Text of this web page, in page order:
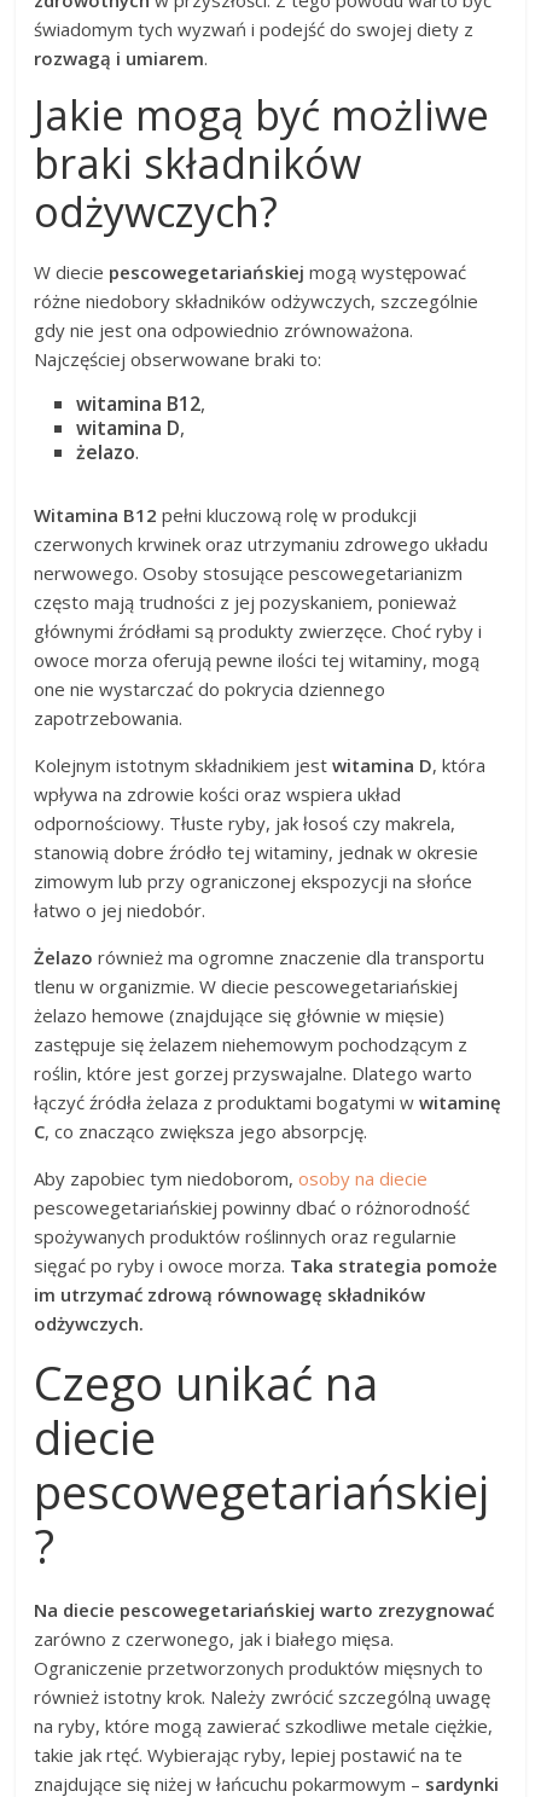
świadomym tych wyzwań i podejść do swojej diety z
rozwagą i umiarem.
Jakie mogą być możliwe
braki składników
odżywczych?
W diecie pescowegetariańskiej mogą występować
różne niedobory składników odżywczych, szczególnie
gdy nie jest ona odpowiednio zrównoważona.
Najczęściej obserwowane braki to:
witamina B12,
witamina D,
żelazo.
Witamina B12 pełni kluczową rolę w produkcji
czerwonych krwinek oraz utrzymaniu zdrowego układu
nerwowego. Osoby stosujące pescowegetarianizm
często mają trudności z jej pozyskaniem, ponieważ
głównymi źródłami są produkty zwierzęce. Choć ryby i
owoce morza oferują pewne ilości tej witaminy, mogą
one nie wystarczać do pokrycia dziennego
zapotrzebowania.
Kolejnym istotnym składnikiem jestwitamina D, która
wpływa na zdrowie kości oraz wspiera układ
odpornościowy. Tłuste ryby, jak łosoś czy makrela,
stanowią dobre źródło tej witaminy, jednak w okresie
zimowym lub przy ograniczonej ekspozycji na słońce
łatwo o jej niedobór.
Żelazo również ma ogromne znaczenie dla transportu
tlenu w organizmie. W diecie pescowegetariańskiej
żelazo hemowe (znajdujące się głównie w mięsie)
zastępuje się żelazem niehemowym pochodzącym z
roślin, które jest gorzej przyswajalne. Dlatego warto
łączyć źródła żelaza z produktami bogatymi wwitaminę
C, co znacząco zwiększa jego absorpcję.
Aby zapobiec tym niedoborom,osoby na diecie
pescowegetariańskiej powinny dbać o różnorodność
spożywanych produktów roślinnych oraz regularnie
sięgać po ryby i owoce morza. Taka strategia pomoże
im utrzymać zdrową równowagę składników
odżywczych.
Czego unikać na
diecie
pescowegetariańskiej
?
Na diecie pescowegetariańskiej warto zrezygnować
zarówno z czerwonego, jak i białego mięsa.
Ograniczenie przetworzonych produktów mięsnych to
również istotny krok. Należy zwrócić szczególną uwagę
na ryby, które mogą zawierać szkodliwe metale ciężkie,
takie jak rtęć. Wybierając ryby, lepiej postawić na te
znajdujące się niżej w łańcuchu pokarmowym – sardynki